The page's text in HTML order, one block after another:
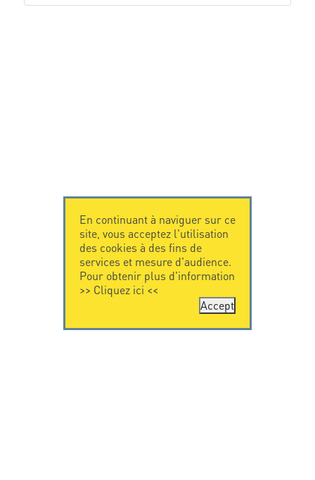
En continuant à naviguer sur ce
site, vous acceptez l'utilisation
des cookies à des fins de
services et mesure d'audience.
Pour obtenir plus d'information
>> Cliquez ici <<
Accept